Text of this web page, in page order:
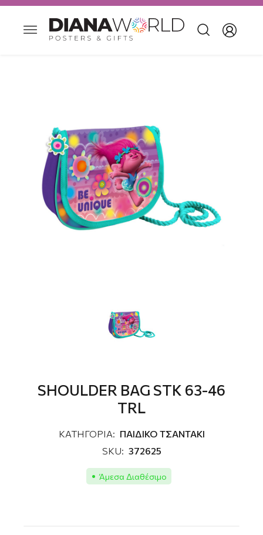
SHOULDER BAG STK 63-46
TRL
ΚΑΤΗΓΟΡΙΑ: ΠΑΙΔΙΚΟ ΤΣΑΝΤΑΚΙ
SKU: 372625
Άμεσα Διαθέσιμο